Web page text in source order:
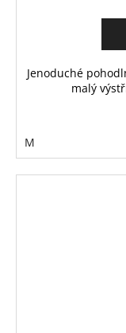
Jenoduché
malý
M